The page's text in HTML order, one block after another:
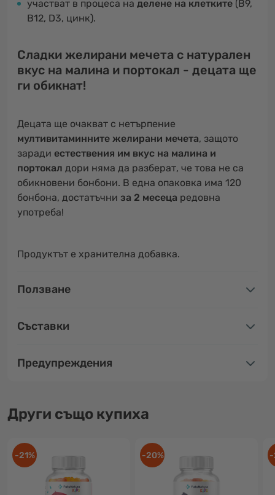
участват в процеса на делене на клетките (B9,
B12, D3, цинк).
Сладки желирани мечета с натурален
вкус на малина и портокал - децата ще
ги обикнат!
Децата ще очакват с нетърпение
мултивитаминните желирани мечета, защото
заради естествения им вкус на малина и
портокал дори няма да разберат, че това не са
обикновени бонбони. В една опаковка има 120
бонбона, достатъчни за 2 месеца редовна
употреба!
Продуктът е хранителна добавка.
Ползване
Съставки
Предупреждения
Други също купиха
-21% -20% -